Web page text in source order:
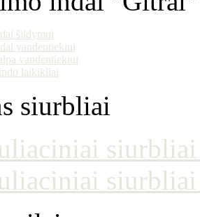
šildymui
vandentiekiui
vandentiekiui
laikikliai
siurbliai